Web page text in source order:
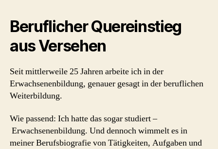
Beruflicher Quereinstieg
aus Versehen
Seit mittlerweile 25 Jahren arbeite ich in der
Erwachsenenbildung, genauer gesagt in der beruflichen
Weiterbildung.
Wie passend: Ich hatte das sogar studiert –
Erwachsenenbildung. Und dennoch wimmelt es in
meiner Berufsbiografie von Tätigkeiten, Aufgaben und